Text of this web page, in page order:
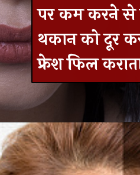
पर कम करने से
थकान को दूर
फ्रेश फिल